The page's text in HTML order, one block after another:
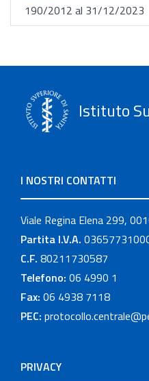
190/2012 al 31/12/2023
Istituto
I NOSTRI CONTATTI
Viale Regina Elena 299,
Partita I.V.A.
C.F. 80211730587
Telefono: 06 4990 1
Fax: 06 4938 7118
PEC:
PRIVACY